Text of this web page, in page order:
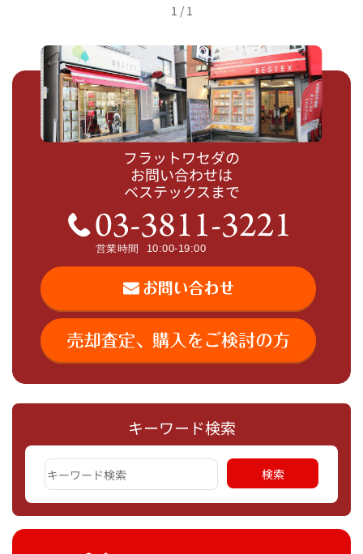
キーワード検索
1 / 1
フラットワセダの
お問い合わせは
ベステックスまで